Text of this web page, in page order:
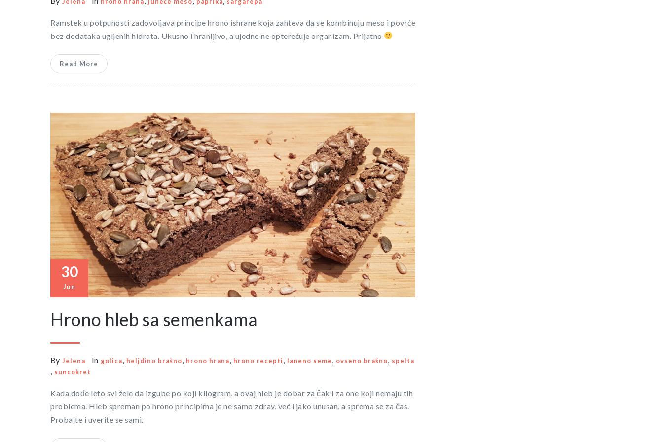
Ramstek u potpunosti zadovoljava principe hrono ishrane koja zahteva da se kombinuju meso i povrće
bez dodataka ugljenih hidrata. Ukusno i hranljivo, a ujedno ne opterećuje organizam. Prijatno
Read More
30
Jun
Hrono hleb sa semenkama
By Jelena In golica, heljdino brašno, hrono hrana, hrono recepti, laneno seme, ovseno brašno, spelta
, suncokret
Kada dođe leto svi žele da izgube po koji kilogram, a ovaj hleb je dobar za čak i za one koji nemaju tih
problema. Hleb spreman po hrono principima je ne samo zdrav, već i jako unusan, a sprema se za čas.
Probajte i uverite se sami.